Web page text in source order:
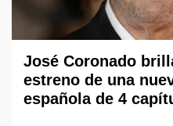
José Coronado
estreno de una
española de 4